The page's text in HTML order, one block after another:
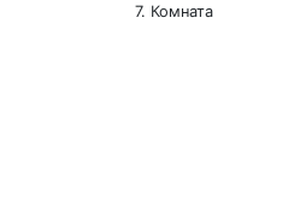
7. Комната